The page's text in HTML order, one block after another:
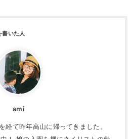
ami
経て昨年高山に帰ってきました。